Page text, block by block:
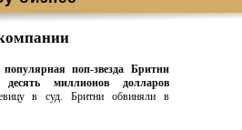
популярная поп-звезда Бритни
миллионов долларов
в суд. Бритни обвиняли в